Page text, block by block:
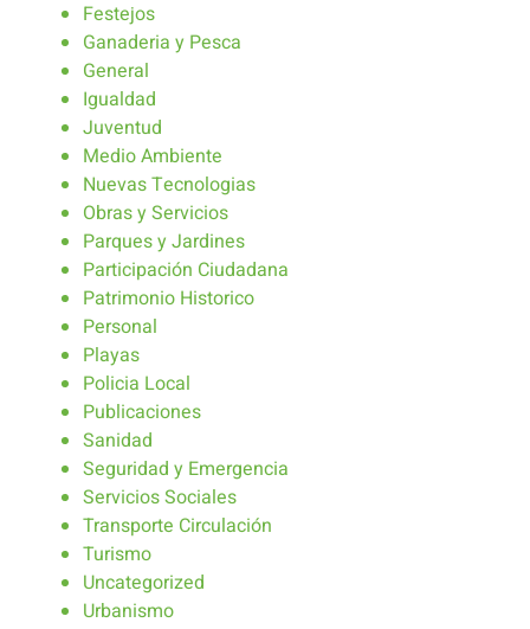
Festejos
Ganaderia y Pesca
General
Igualdad
Juventud
Medio Ambiente
Nuevas Tecnologias
Obras y Servicios
Parques y Jardines
Participación Ciudadana
Patrimonio Historico
Personal
Playas
Policia Local
Publicaciones
Sanidad
Seguridad y Emergencia
Servicios Sociales
Transporte Circulación
Turismo
Uncategorized
Urbanismo